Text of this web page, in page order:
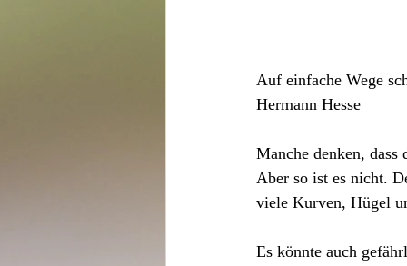
Auf einfache Wege
Hermann Hesse
Manche denken,
Aber so ist es nicht.
viele Kurven, Hügel
Es könnte auch